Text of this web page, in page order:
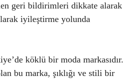
geri bildirimleri dikkate alarak
iyileştirme yolunda
köklü bir moda markasıdır.
bu marka, şıklığı ve stili bir